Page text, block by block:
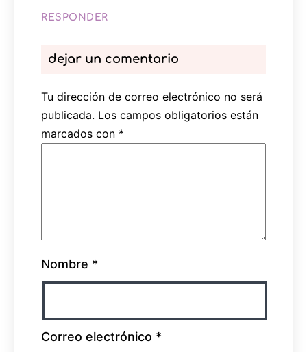
RESPONDER
dejar un comentario
Tu dirección de correo electrónico no será
publicada. Los campos obligatorios están
marcados con *
Nombre *
Correo electrónico *